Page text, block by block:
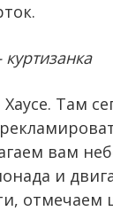
Там
вам
и
отмечаем